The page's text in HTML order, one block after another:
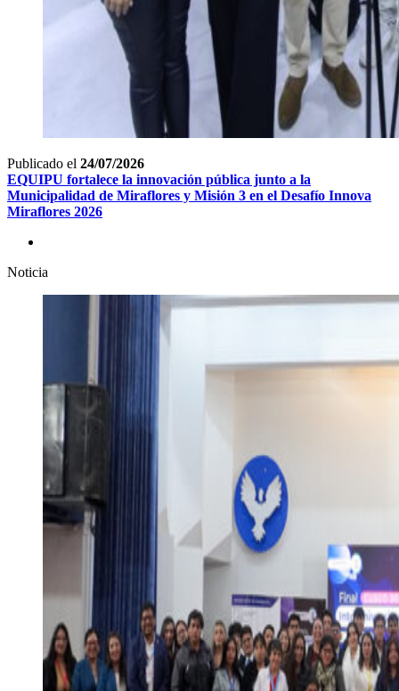
Publicado el 24/07/2026
EQUIPU fortalece la innovación pública junto a la
Municipalidad de Miraflores y Misión 3 en el Desafío Innova
Miraflores 2026
Noticia